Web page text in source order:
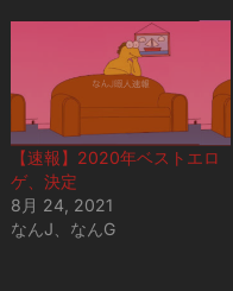
【速報】2020年ベストエロ
ゲ、決定
8月 24, 2021
なんJ、なんG